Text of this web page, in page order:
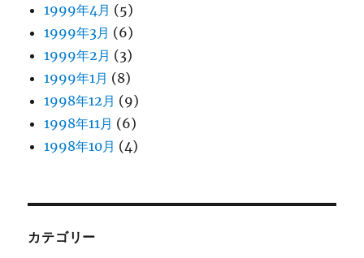
1999年4月 (5)
1999年3月 (6)
1999年2月 (3)
1999年1月 (8)
1998年12月 (9)
1998年11月 (6)
1998年10月 (4)
カテゴリー